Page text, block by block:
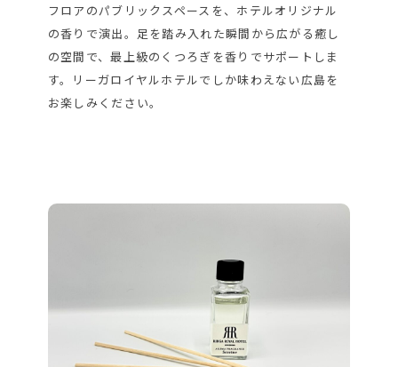
フロアのパブリックスペースを、ホテルオリジナル
の香りで演出。足を踏み入れた瞬間から広がる癒し
の空間で、最上級のくつろぎを香りでサポートしま
す。リーガロイヤルホテルでしか味わえない広島を
お楽しみください。